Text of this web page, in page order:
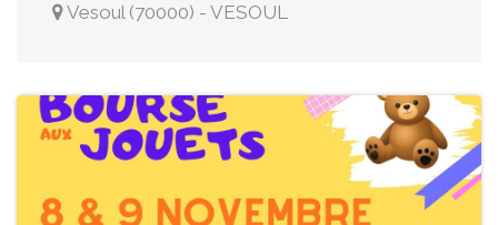
Vesoul(70000) - VESOUL